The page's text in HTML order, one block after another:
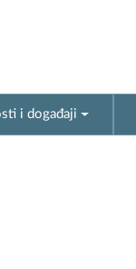
i događaji